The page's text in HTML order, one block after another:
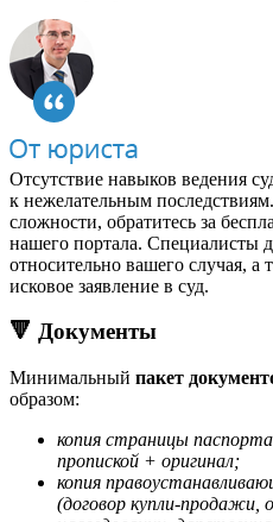
Отсутствие навыков ведения
к нежелательным
сложности, обратитесь за
нашего портала. Специалисты
относительно вашего случая, а
исковое заявление в суд.
🔻 Документы
Минимальный пакет
образом:
копия страницы
пропиской + оригинал;
копия
(договор купли-продажи,